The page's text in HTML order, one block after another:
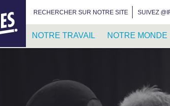
RECHERCHER SUR NOTRE SITE SUIVEZ
NOTRE TRAVAIL NOTRE MONDE